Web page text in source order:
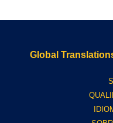
Global